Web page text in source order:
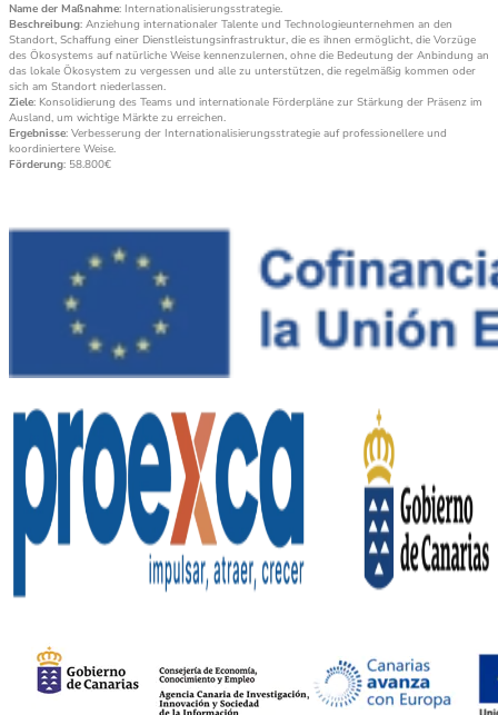
Name der Maßnahme: Internationalisierungsstrategie.
Beschreibung: Anziehung internationaler Talente und Technologieunternehmen an den
Standort, Schaffung einer Dienstleistungsinfrastruktur, die es ihnen ermöglicht, die Vorzüge
des Ökosystems auf natürliche Weise kennenzulernen, ohne die Bedeutung der Anbindung an
das lokale Ökosystem zu vergessen und alle zu unterstützen, die regelmäßig kommen oder
sich am Standort niederlassen.
Ziele: Konsolidierung des Teams und internationale Förderpläne zur Stärkung der Präsenz im
Ausland, um wichtige Märkte zu erreichen.
Ergebnisse: Verbesserung der Internationalisierungsstrategie auf professionellere und
koordiniertere Weise.
Förderung: 58.800€